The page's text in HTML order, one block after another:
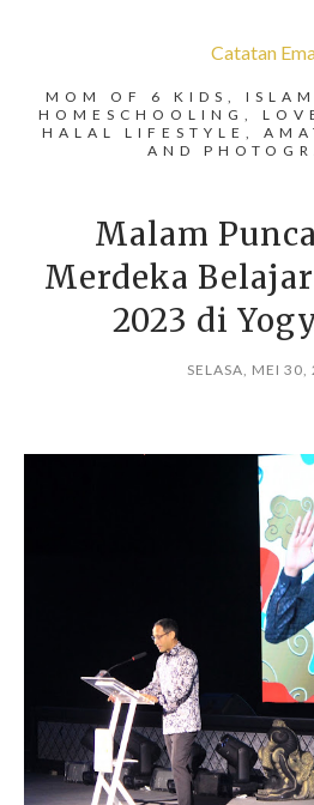
Catatan
MOM OF 6 KIDS,
HOMESCHOOLING,
HALAL LIFESTYLE,
AND
Malam
Merdeka
2023 di
SELASA, MEI 30,